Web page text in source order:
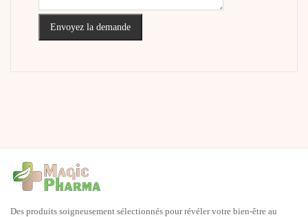
Envoyez la demande
Des produits soigneusement sélectionnés pour révéler votre bien-être au